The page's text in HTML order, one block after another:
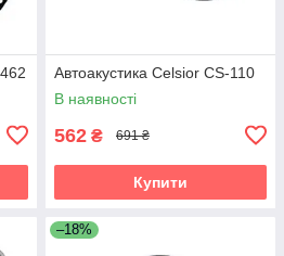
Автоакустика Celsior CS-110
В наявності
562 ₴ 691 ₴
Купити
–18%